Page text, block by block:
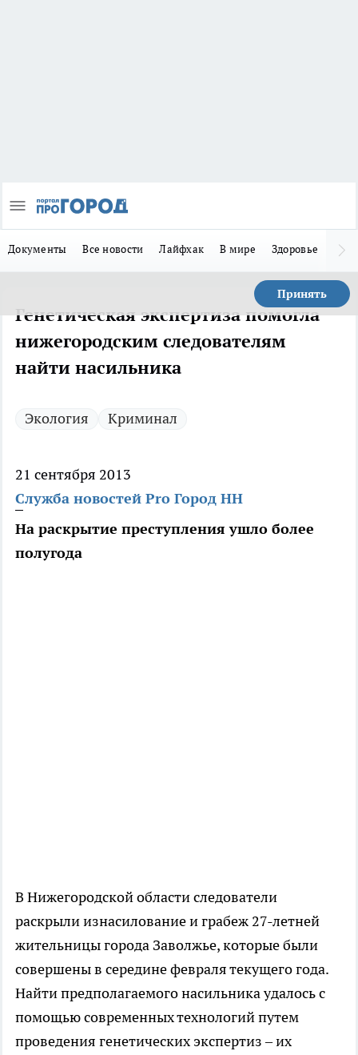
Документы Все новости Лайфхак В мире Здоровье
Принять
Генетическая экспертиза помогла
нижегородским следователям
найти насильника
Экология Криминал
21 сентября 2013
Служба новостей Pro Город НН
На раскрытие преступления ушло более
полугода
В Нижегородской области следователи
раскрыли изнасилование и грабеж 27-летней
жительницы города Заволжье, которые были
совершены в середине февраля текущего года.
Найти предполагаемого насильника удалось с
помощью современных технологий путем
проведения генетических экспертиз – их